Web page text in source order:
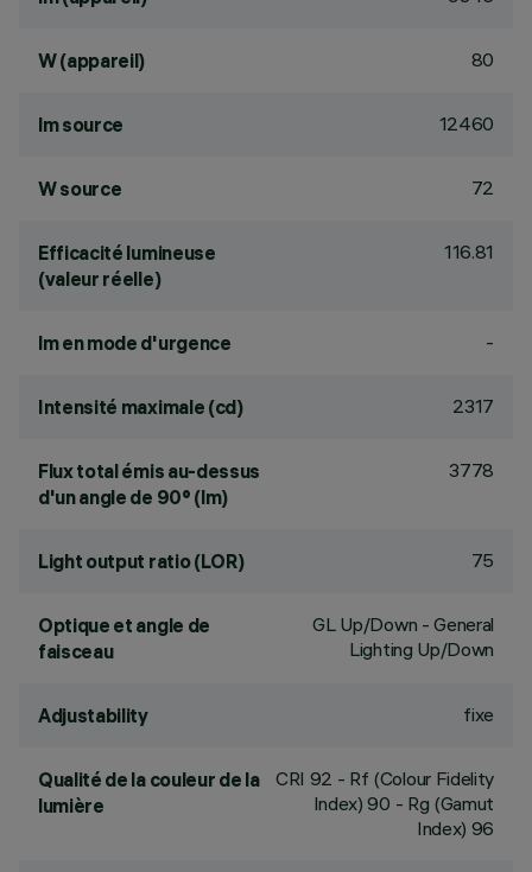
W (appareil) 80
lm source 12460
W source 72
Efficacité lumineuse
(valeur réelle)
116.81
lm en mode d'urgence -
Intensité maximale (cd) 2317
Flux total émis au-dessus
d'un angle de 90° (lm)
3778
Light output ratio (LOR) 75
Optique et angle de
faisceau
GL Up/Down - General
Lighting Up/Down
Adjustability fixe
Qualité de la couleur de la
lumière
CRI 92 - Rf (Colour Fidelity
Index) 90 - Rg (Gamut
Index) 96